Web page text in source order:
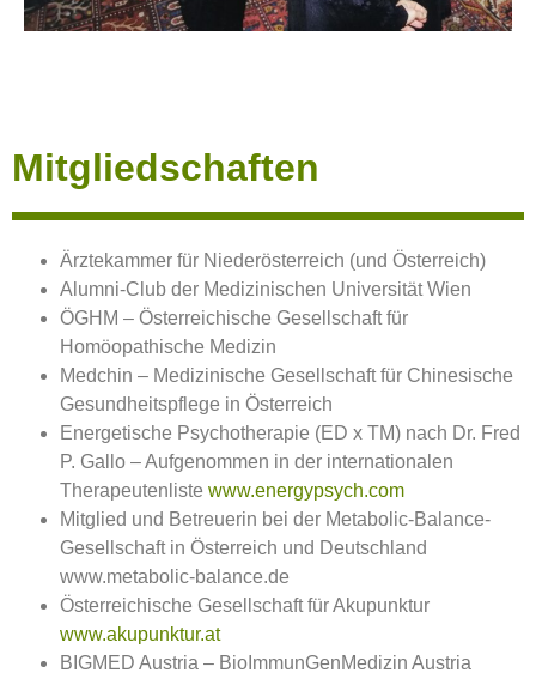
Mitgliedschaften
Ärztekammer für Niederösterreich (und Österreich)
Alumni-Club der Medizinischen Universität Wien
ÖGHM – Österreichische Gesellschaft für
Homöopathische Medizin
Medchin – Medizinische Gesellschaft für Chinesische
Gesundheitspflege in Österreich
Energetische Psychotherapie (ED x TM) nach Dr. Fred
P. Gallo – Aufgenommen in der internationalen
Therapeutenliste www.energypsych.com
Mitglied und Betreuerin bei der Metabolic-Balance-
Gesellschaft in Österreich und Deutschland
www.metabolic-balance.de
Österreichische Gesellschaft für Akupunktur
www.akupunktur.at
BIGMED Austria – BioImmunGenMedizin Austria